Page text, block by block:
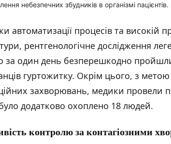
небезпечних збудників в організмі пацієнтів.
автоматизації процесів та високій
рентгенологічне дослідження
за один день безперешкодно
гуртожитку. Окрім цього, з
захворювань, медики провели
додатково охоплено 18 людей.
контролю за контагіозними